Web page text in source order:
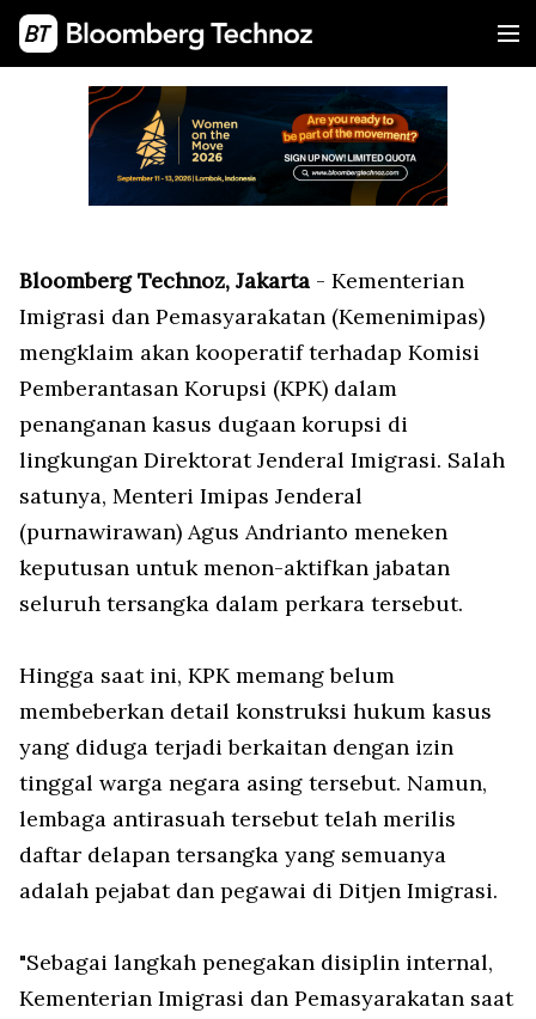
Bloomberg Technoz, Jakarta - Kementerian
Imigrasi dan Pemasyarakatan (Kemenimipas)
mengklaim akan kooperatif terhadap Komisi
Pemberantasan Korupsi (KPK) dalam
penanganan kasus dugaan korupsi di
lingkungan Direktorat Jenderal Imigrasi. Salah
satunya, Menteri Imipas Jenderal
(purnawirawan) Agus Andrianto meneken
keputusan untuk menon-aktifkan jabatan
seluruh tersangka dalam perkara tersebut.
Hingga saat ini, KPK memang belum
membeberkan detail konstruksi hukum kasus
yang diduga terjadi berkaitan dengan izin
tinggal warga negara asing tersebut. Namun,
lembaga antirasuah tersebut telah merilis
daftar delapan tersangka yang semuanya
adalah pejabat dan pegawai di Ditjen Imigrasi.
"Sebagai langkah penegakan disiplin internal,
Kementerian Imigrasi dan Pemasyarakatan saat